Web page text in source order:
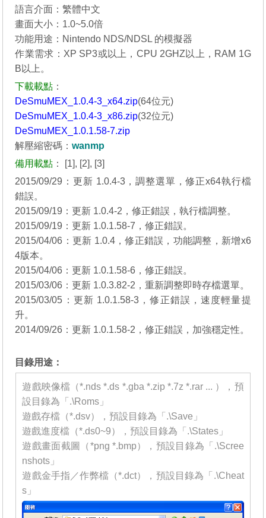
語言介面：繁體中文
畫面大小：1.0~5.0倍
功能用途：Nintendo NDS/NDSL 的模擬器
作業需求：XP SP3或以上，CPU 2GHZ以上，RAM 1G
B以上。
下載載點 ：
DeSmuMEX_1.0.4-3_x64.zip(64位元)
DeSmuMEX_1.0.4-3_x86.zip(32位元)
DeSmuMEX_1.0.1.58-7.zip
解壓縮密碼：wanmp
備用載點 ： [1], [2], [3]
2015/09/29：更新 1.0.4-3，調整選單，修正x64執行檔
錯誤。
2015/09/19：更新 1.0.4-2，修正錯誤，執行檔調整。
2015/09/19：更新 1.0.1.58-7，修正錯誤。
2015/04/06：更新 1.0.4，修正錯誤，功能調整，新增x6
4版本。
2015/04/06：更新 1.0.1.58-6，修正錯誤。
2015/03/06：更新 1.0.3.82-2，重新調整即時存檔選單。
2015/03/05：更新 1.0.1.58-3，修正錯誤，速度輕量提
升。
2014/09/26：更新 1.0.1.58-2，修正錯誤，加強穩定性。
目錄用途：
遊戲映像檔（*.nds *.ds *.gba *.zip *.7z *.rar ... ），預
設目錄為「.\Roms」
遊戲存檔（*.dsv），預設目錄為「.\Save」
遊戲進度檔（*.ds0~9），預設目錄為「.\States」
遊戲畫面截圖（*png *.bmp），預設目錄為「.\Scree
nshots」
遊戲金手指／作弊檔（*.dct），預設目錄為「.\Cheat
s」